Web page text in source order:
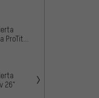
ProTite
26"